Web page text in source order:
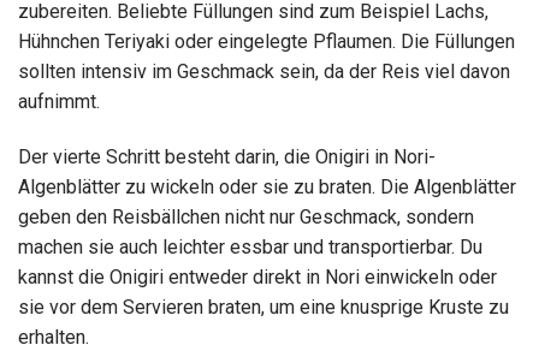
zubereiten. Beliebte Füllungen sind zum Beispiel Lachs,
Hühnchen Teriyaki oder eingelegte Pflaumen. Die Füllungen
sollten intensiv im Geschmack sein, da der Reis viel davon
aufnimmt.
Der vierte Schritt besteht darin, die Onigiri in Nori-
Algenblätter zu wickeln oder sie zu braten. Die Algenblätter
geben den Reisbällchen nicht nur Geschmack, sondern
machen sie auch leichter essbar und transportierbar. Du
kannst die Onigiri entweder direkt in Nori einwickeln oder
sie vor dem Servieren braten, um eine knusprige Kruste zu
erhalten.